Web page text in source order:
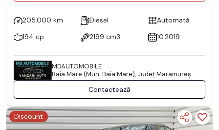
205.000 km Diesel
Automată
194 cp
2199 cm3 10.2019
MDAUTOMOBILE
Baia Mare (Mun. Baia Mare), Județ Maramureş
Contactează
Discount